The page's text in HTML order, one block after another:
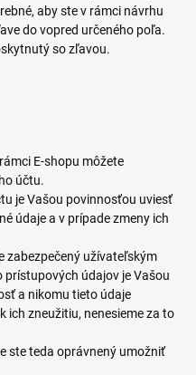
aby ste v rámci návrhu
do vopred určeného poľa.
so zľavou.
E-shopu môžete
účtu.
je Vašou povinnosťou uviesť
údaje a v prípade zmeny ich
zabezpečený užívateľským
údajov je Vašou
a nikomu tieto údaje
ich zneužitiu, nenesieme za to
ste teda oprávnený umožniť